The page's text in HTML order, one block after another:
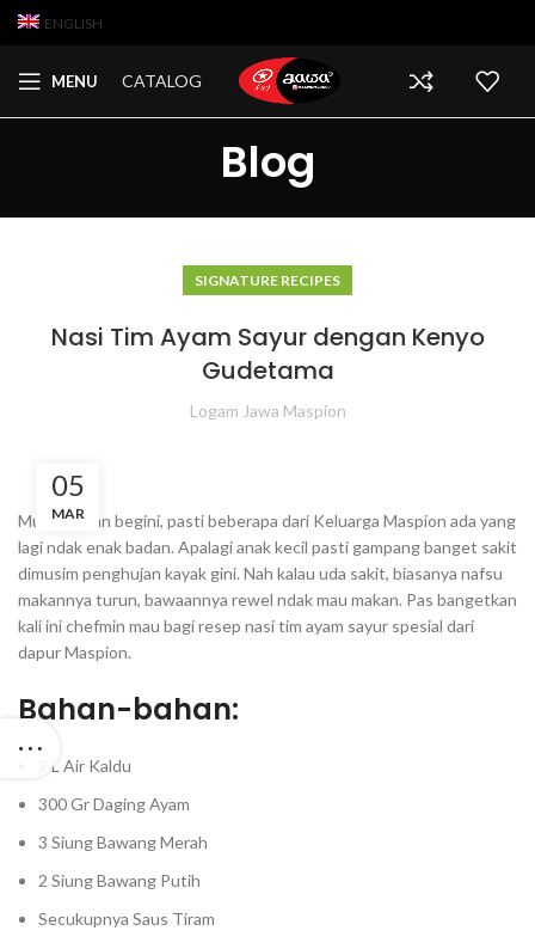
ENGLISH
MENU CATALOG
Blog
SIGNATURE RECIPES
Nasi Tim Ayam Sayur dengan Kenyo
Gudetama
Logam Jawa Maspion
05
MAR
Musim hujan begini, pasti beberapa dari Keluarga Maspion ada yang
lagi ndak enak badan. Apalagi anak kecil pasti gampang banget sakit
dimusim penghujan kayak gini. Nah kalau uda sakit, biasanya nafsu
makannya turun, bawaannya rewel ndak mau makan. Pas bangetkan
kali ini chefmin mau bagi resep nasi tim ayam sayur spesial dari
dapur Maspion.⁣
Bahan-bahan:⁣⁣⁣⁣
2 L Air Kaldu⁣⁣⁣⁣
300 Gr Daging Ayam⁣⁣⁣⁣
3 Siung Bawang Merah⁣⁣⁣⁣
2 Siung Bawang Putih⁣⁣⁣⁣
Secukupnya Saus Tiram⁣⁣⁣⁣